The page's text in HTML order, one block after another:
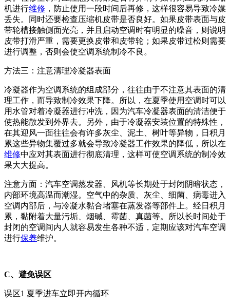
机进行维修 ，防止使用一段时间后再修，这样很容易导致冷媒
丢失。同时还要检查压缩机皮带是否良好。如果皮带表面与皮
带轮槽接触侧面光亮，并且启动空调时有明显的噪音，则说明
皮带打滑严重，需要更换皮带和皮带轮；如果皮带过松则需要
进行调整，否则会使空调系统制冷不良。
方法三：注意清理冷凝器表面
冷凝器作为空调系统的组成部分，往往由于不注意其表面的清
理工作，而导致制冷效果下降。所以，在夏季使用空调时可以
用水管对着冷凝器进行冲洗，因为汽车冷凝器表面的清洁便于
使热能散发到外界去。另外，由于冷凝器安装位置的特殊性，
在其迎风一面往往会有许多灰尘、泥土、树叶等异物，日积月
累这些异物集覆过多就会导致冷凝器工作效果的降低，所以在
维修中应对其表面进行彻底清理，这样可使空调系统的制冷效
果大大提高。
注意方面：汽车空调蒸发器、风机等长期处于封闭阴暗状态，
内部环境高温而潮湿。空气中的杂质、灰尘、细菌、病毒进入
空调内部后，与冷凝水黏合堵塞在蒸发器等部件上。经日积月
累，黏附着大量污垢、烟碱、霉菌、真菌等。所以长时间处于
封闭的空调间内人就容易发生各种不适，定期应该对汽车空调
进行保养维护。
C、避免误区
误区1 夏季进车立即开内循环